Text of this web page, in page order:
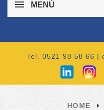
MENÙ
Tel. 0521 98 58 66 |
HOME